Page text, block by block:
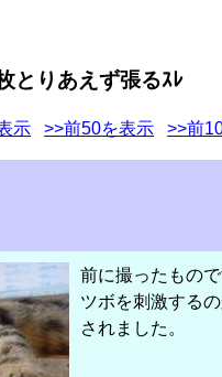
とりあえず張るｽﾚ
示 >>前50を表示 >>前
前に撮ったもので
ツボを刺激する
されました。